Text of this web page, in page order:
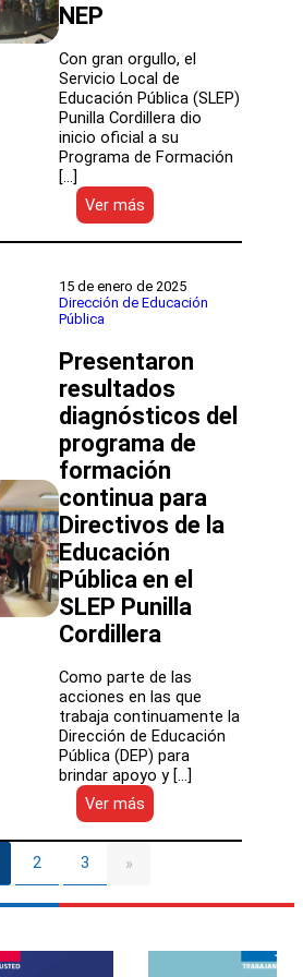
NEP
Con gran orgullo, el
Servicio Local de
Educación Pública (SLEP)
Punilla Cordillera dio
inicio oficial a su
Programa de Formación
[…]
Ver más
SLEP
Punilla
lanza
Programa
Continua
para
fortalecer
el
liderazgo
directivo
en
la
NEP
15 de enero de 2025
Dirección de Educación
Pública
Presentaron
resultados
diagnósticos del
programa de
formación
continua para
Directivos de la
Educación
Pública en el
SLEP Punilla
Cordillera
Como parte de las
acciones en las que
trabaja continuamente la
Dirección de Educación
Pública (DEP) para
brindar apoyo y […]
Ver más
Presentaron
resultados
programa
2 3 »